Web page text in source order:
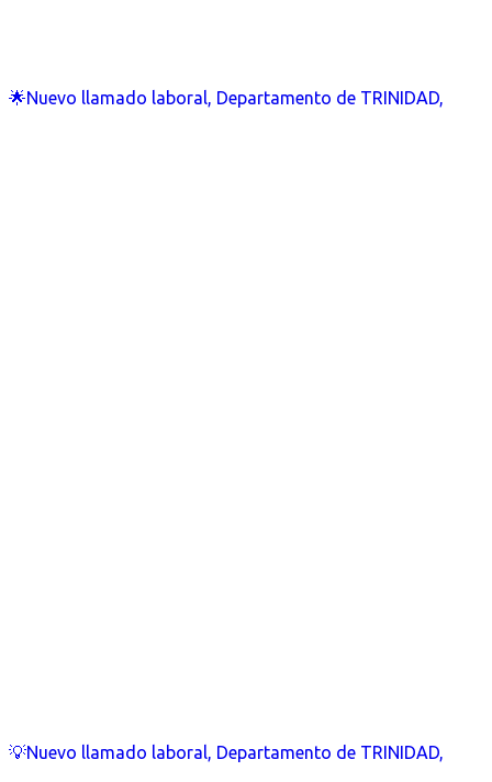
🌟Nuevo llamado laboral, Departamento de TRINIDAD,
💡Nuevo llamado laboral, Departamento de TRINIDAD,